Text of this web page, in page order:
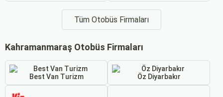
Tüm Otobüs Firmaları
Kahramanmaraş Otobüs Firmaları
Best Van Turizm Öz Diyarbakır